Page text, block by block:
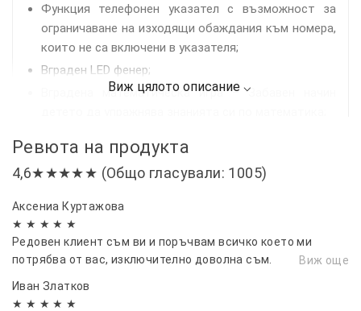
Функция телефонен указател с възможност за
ограничаване на изходящи обаждания към номера,
които не са включени в указателя;
Вграден LED фенер;
Вградена математическа игра – Забавен начин
интуитивен интерфейс, налично в Google Play и App
Store;
Комплект:
1х часовник
1х кабел за зареждане
Ревюта на продукта
4,6★★★★★ (Общо гласували: 1005)
Аксениа Куртажова
★ ★ ★ ★ ★
Редовен клиент съм ви и поръчвам всичко което ми
потрябва от вас, изключително доволна съм.
Виж още
Иван Златков
★ ★ ★ ★ ★